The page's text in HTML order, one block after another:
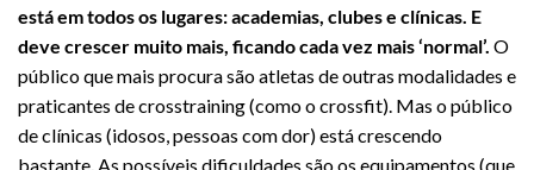
está em todos os lugares: academias, clubes e clínicas. E
deve crescer muito mais, ficando cada vez mais ‘normal’. O
público que mais procura são atletas de outras modalidades e
praticantes de crosstraining (como o crossfit). Mas o público
de clínicas (idosos, pessoas com dor) está crescendo
bastante. As possíveis dificuldades são os equipamentos (que